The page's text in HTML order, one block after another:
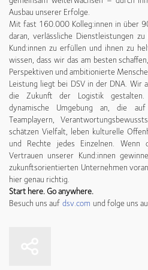
Ausbau unserer Erfolge.
Mit fast 160.000 Kolleg:innen in über
daran, verlässliche Dienstleistungen
Kund:innen zu erfüllen und ihnen zu
wissen, dass wir das am besten
Perspektiven und ambitionierte
Leistung liegt bei DSV in der DNA.
die Zukunft der Logistik
dynamische Umgebung an, die
Teamplayern,
schätzen Vielfalt, leben kulturelle
und Rechte jedes Einzelnen.
Vertrauen unserer Kund:innen
zukunftsorientierten Unternehmen
hier genau richtig.
Start here. Go anywhere.
Besuch uns aufdsv.com und folge uns